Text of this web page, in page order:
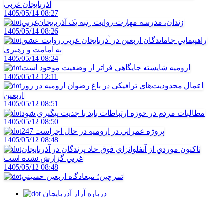
آذربایجان ‌غربی
1405/05/14 08:27
زندان، مدرسه مهارت-روايت رتبه يک آذربايجان‌غربي
1405/05/14 08:26
راهپيمايي جاماندگان اربعين در آذربايجان غربي روايت عشق
به امامت و رهبري
1405/05/14 08:24
اروميه شايسته جايگاهي فراتر از وضعيت موجود است
1405/05/12 12:11
اعمال محدودیت‌های ترافیکی در باغ رضوان ارومیه در روز
اربعین
1405/05/12 08:51
مطالبات مردم در حوزه ارتباطات بايد با جديت پيگيري شود
1405/05/12 08:50
247 پروژه عمراني در اروميه در حال اجراست
1405/05/12 08:48
تاکنون موردي از آنفلوانزاي فوق حاد پرندگان در آذربايجان
غربي گزارش نشده است
1405/05/12 08:48
تمرچين؛ ميعادگاه اربعين حسيني
درباره آراز آذربایجان